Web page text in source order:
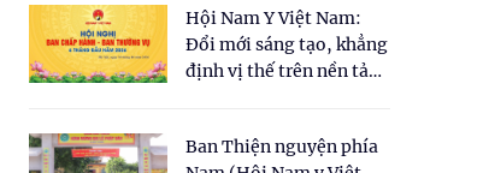
Hội Nam Y Việt Nam:
Đổi mới sáng tạo, khẳng
định vị thế trên nền tảng
Ban Thiện nguyện phía